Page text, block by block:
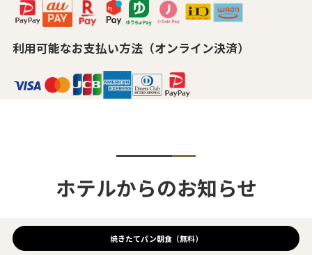
利用可能なお支払い方法（オンライン決済）
ホテルからのお知らせ
焼きたてパン朝食（無料）